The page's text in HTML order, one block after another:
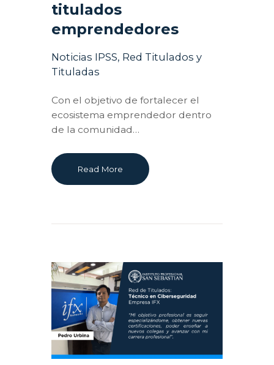
titulados
emprendedores
Noticias IPSS, Red Titulados y
Tituladas
Con el objetivo de fortalecer el
ecosistema emprendedor dentro
de la comunidad…
Read More